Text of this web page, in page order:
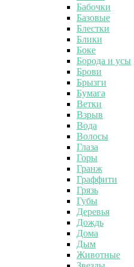
Бабочки
Базовые
Блестки
Блики
Боке
Борода и усы
Брови
Брызги
Бумага
Ветки
Взрыв
Вода
Волосы
Глаза
Горы
Гранж
Граффити
Грязь
Губы
Деревья
Дождь
Дома
Дым
Животные